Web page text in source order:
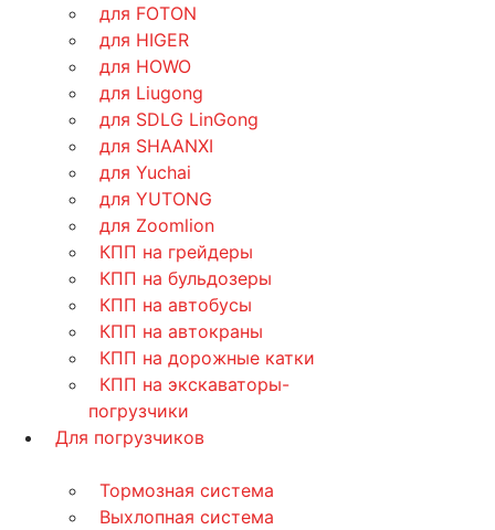
для FOTON
для HIGER
для HOWO
для Liugong
для SDLG LinGong
для SHAANXI
для Yuchai
для YUTONG
для Zoomlion
КПП на грейдеры
КПП на бульдозеры
КПП на автобусы
КПП на автокраны
КПП на дорожные катки
КПП на экскаваторы-
погрузчики
Для погрузчиков
Тормозная система
Выхлопная система